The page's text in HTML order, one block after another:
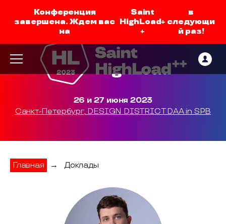
Конференция
завершена. Ждем вас
на
Saint
HighLoad+
+
в
следующи
й раз!
26 и 27 июня 2023
Санкт-Петербург, DESIGN DISTRICT DAA in SPB
Главная → Доклады